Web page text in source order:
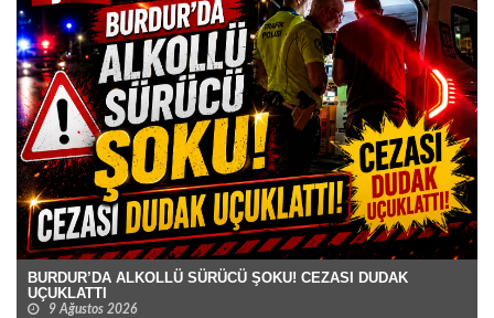
BURDUR’DA ALKOLLÜ SÜRÜCÜ ŞOKU! CEZASI DUDAK
UÇUKLATTI
9 Ağustos 2026